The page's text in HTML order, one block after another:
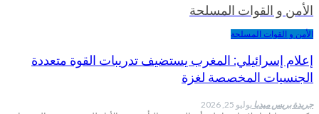
الأمن و القوات المسلحة
الأمن و القوات المسلحة
إعلام إسرائيلي: المغرب يستضيف تدريبات القوة متعددة
الجنسيات المخصصة لغزة
جريدة بريس ميديا يوليو 25, 2026